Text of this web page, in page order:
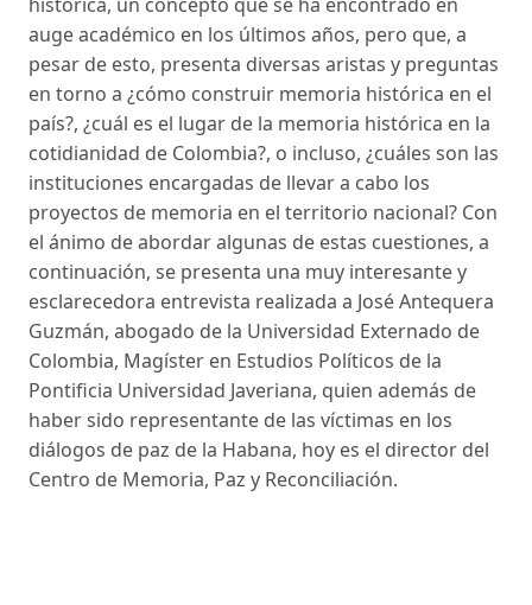
auge académico en los últimos años, pero que, a
pesar de esto, presenta diversas aristas y preguntas
en torno a ¿cómo construir memoria histórica en el
país?, ¿cuál es el lugar de la memoria histórica en la
cotidianidad de Colombia?, o incluso, ¿cuáles son las
instituciones encargadas de llevar a cabo los
proyectos de memoria en el territorio nacional? Con
el ánimo de abordar algunas de estas cuestiones, a
continuación, se presenta una muy interesante y
esclarecedora entrevista realizada a José Antequera
Guzmán, abogado de la Universidad Externado de
Colombia, Magíster en Estudios Políticos de la
Pontificia Universidad Javeriana, quien además de
haber sido representante de las víctimas en los
diálogos de paz de la Habana, hoy es el director del
Centro de Memoria, Paz y Reconciliación.